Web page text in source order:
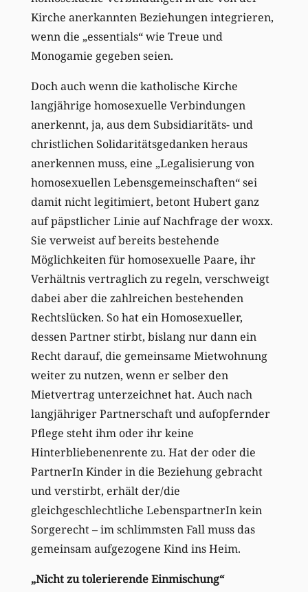
Kirche anerkannten Beziehungen integrieren,
wenn die „essentials“ wie Treue und
Monogamie gegeben seien.
Doch auch wenn die katholische Kirche
langjährige homosexuelle Verbindungen
anerkennt, ja, aus dem Subsidiaritäts- und
christlichen Solidaritätsgedanken heraus
anerkennen muss, eine „Legalisierung von
homosexuellen Lebensgemeinschaften“ sei
damit nicht legitimiert, betont Hubert ganz
auf päpstlicher Linie auf Nachfrage der woxx.
Sie verweist auf bereits bestehende
Möglichkeiten für homosexuelle Paare, ihr
Verhältnis vertraglich zu regeln, verschweigt
dabei aber die zahlreichen bestehenden
Rechtslücken. So hat ein Homosexueller,
dessen Partner stirbt, bislang nur dann ein
Recht darauf, die gemeinsame Mietwohnung
weiter zu nutzen, wenn er selber den
Mietvertrag unterzeichnet hat. Auch nach
langjähriger Partnerschaft und aufopfernder
Pflege steht ihm oder ihr keine
Hinterbliebenenrente zu. Hat der oder die
PartnerIn Kinder in die Beziehung gebracht
und verstirbt, erhält der/die
gleichgeschlechtliche LebenspartnerIn kein
Sorgerecht – im schlimmsten Fall muss das
gemeinsam aufgezogene Kind ins Heim.
„Nicht zu tolerierende Einmischung“